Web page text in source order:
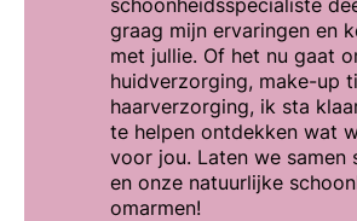
graag mijn ervaringen en
met jullie. Of het nu gaat
huidverzorging, make-up
haarverzorging, ik sta
te helpen ontdekken wat
voor jou. Laten we samen
en onze natuurlijke
omarmen!